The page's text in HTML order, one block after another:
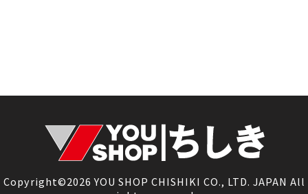
Copyright©2026 YOU SHOP CHISHIKI CO., LTD. JAPAN All